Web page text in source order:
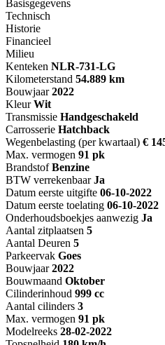
Basisgegevens
Technisch
Historie
Financieel
Milieu
Kenteken NLR-731-LG
Kilometerstand 54.889 km
Bouwjaar 2022
Kleur Wit
Transmissie Handgeschakeld
Carrosserie Hatchback
Wegenbelasting (per kwartaal) €
Max. vermogen 91 pk
Brandstof Benzine
BTW verrekenbaar Ja
Datum eerste uitgifte 06-10-2022
Datum eerste toelating 06-10-2022
Onderhoudsboekjes aanwezig Ja
Aantal zitplaatsen 5
Aantal Deuren 5
Parkeervak Goes
Bouwjaar 2022
Bouwmaand Oktober
Cilinderinhoud 999 cc
Aantal cilinders 3
Max. vermogen 91 pk
Modelreeks 28-02-2022